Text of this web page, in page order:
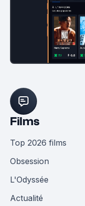
Films
Top 2026 films
Obsession
L'Odyssée
Actualité